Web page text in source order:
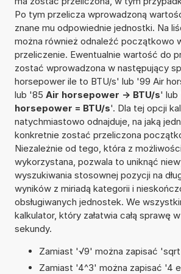
Po tym przelicza wprowadzoną
znane mu odpowiednie jednostki. Na
można również odnaleźć początkowo
przeliczenie. Ewentualnie wartość do
zostać wprowadzona w następujący
horsepower ile to BTU/s' lub '99 Air
lub '85 Air horsepower -> BTU/s' lub
horsepower = BTU/s'. Dla tej opcji
natychmiastowo odnajduje, na jaką
konkretnie zostać przeliczona
Niezależnie od tego, która z
wykorzystana, pozwala to uniknąć
wyszukiwania stosownej pozycji na
wyników z miriadą kategorii i
obsługiwanych jednostek. We
kalkulator, który załatwia całą sprawę
sekundy.
Zamiast '√9' można zapisać
Zamiast '4^3' można zapisać '4